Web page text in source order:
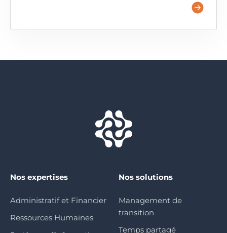
Nos expertises
Administratif et Financier
Ressources Humaines
Nos solutions
Management de
transition
Temps partagé